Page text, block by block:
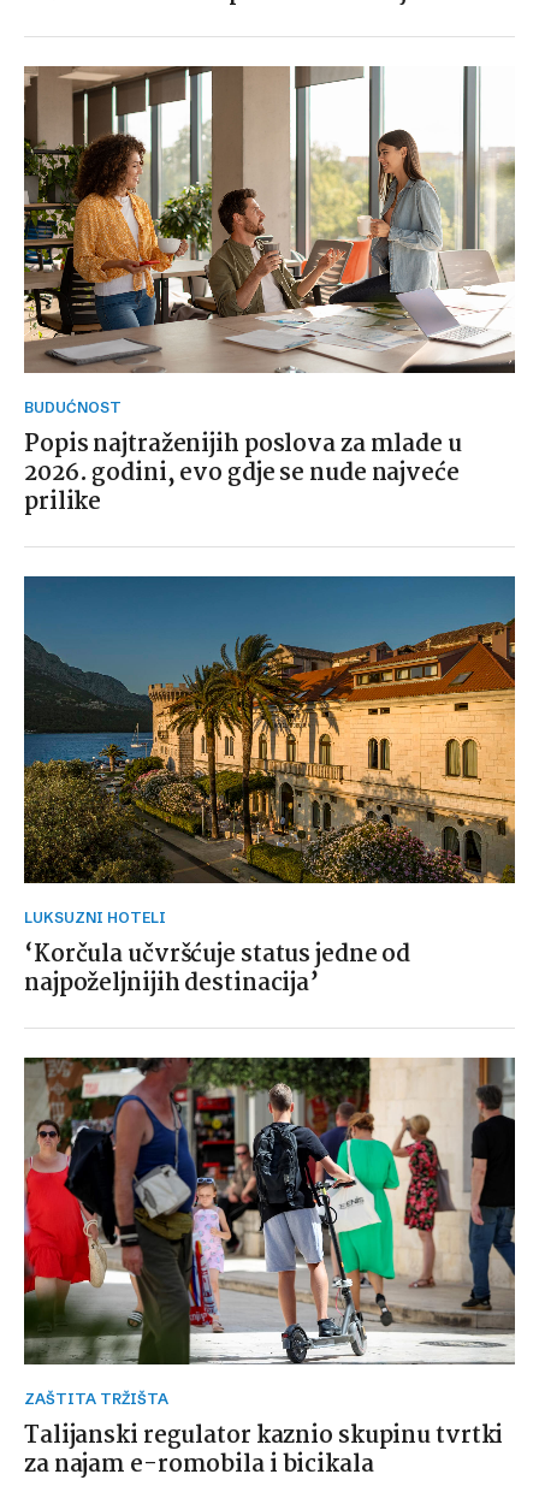
BUDUĆNOST
Popis najtraženijih poslova za mlade u
2026. godini, evo gdje se nude najveće
prilike
LUKSUZNI HOTELI
‘Korčula učvršćuje status jedne od
najpoželjnijih destinacija’
ZAŠTITA TRŽIŠTA
Talijanski regulator kaznio skupinu tvrtki
za najam e-romobila i bicikala